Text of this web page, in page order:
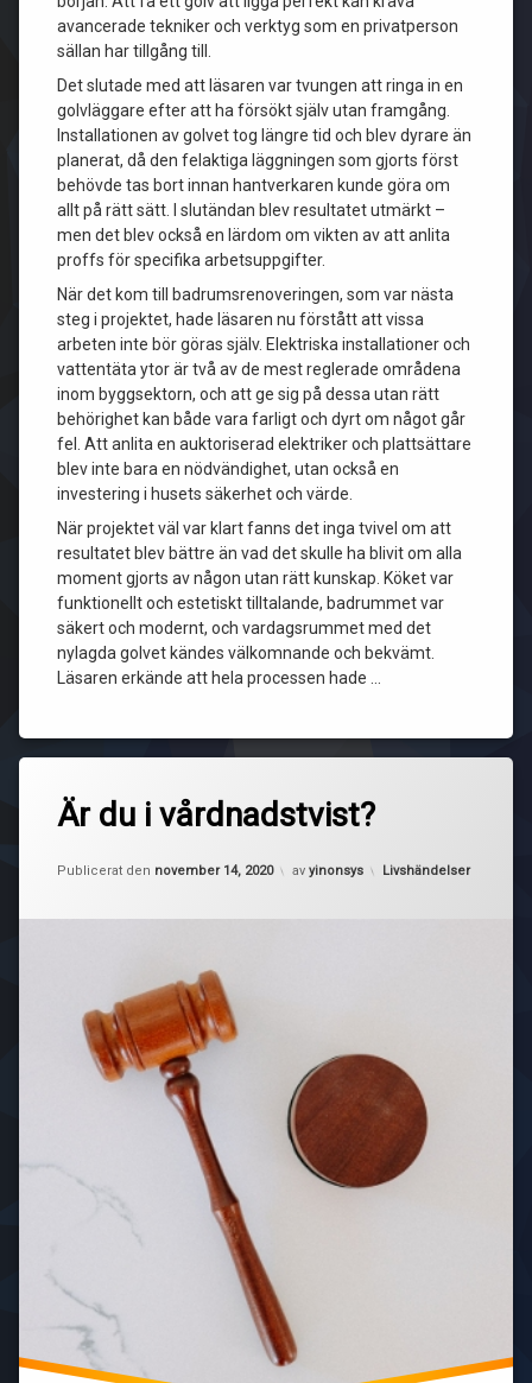
avancerade tekniker och verktyg som en privatperson
sällan har tillgång till.
Det slutade med att läsaren var tvungen att ringa in en
golvläggare efter att ha försökt själv utan framgång.
Installationen av golvet tog längre tid och blev dyrare än
planerat, då den felaktiga läggningen som gjorts först
behövde tas bort innan hantverkaren kunde göra om
allt på rätt sätt. I slutändan blev resultatet utmärkt –
men det blev också en lärdom om vikten av att anlita
proffs för specifika arbetsuppgifter.
När det kom till badrumsrenoveringen, som var nästa
steg i projektet, hade läsaren nu förstått att vissa
arbeten inte bör göras själv. Elektriska installationer och
vattentäta ytor är två av de mest reglerade områdena
inom byggsektorn, och att ge sig på dessa utan rätt
behörighet kan både vara farligt och dyrt om något går
fel. Att anlita en auktoriserad elektriker och plattsättare
blev inte bara en nödvändighet, utan också en
investering i husets säkerhet och värde.
När projektet väl var klart fanns det inga tvivel om att
resultatet blev bättre än vad det skulle ha blivit om alla
moment gjorts av någon utan rätt kunskap. Köket var
funktionellt och estetiskt tilltalande, badrummet var
säkert och modernt, och vardagsrummet med det
nylagda golvet kändes välkomnande och bekvämt.
Läsaren erkände att hela processen hade …
Är du i vårdnadstvist?
Publicerat den november 14, 2020
Uppdaterad den november 17, 2020
av yinonsys Kategorier:
Livshändelser